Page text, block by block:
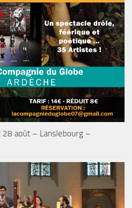
28 août – Lanslebourg –